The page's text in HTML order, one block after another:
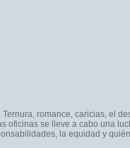
romance, caricias, el
oficinas se lleve a cabo una
la equidad y